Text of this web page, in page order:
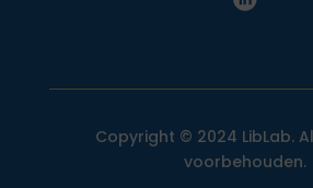
Copyright © 2024 LibLab.
voorbehouden.